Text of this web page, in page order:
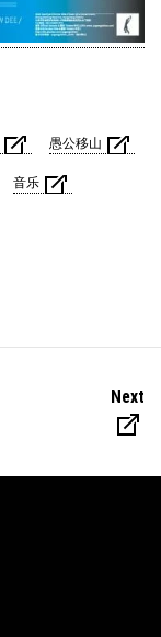
愚公移山
音乐
Next